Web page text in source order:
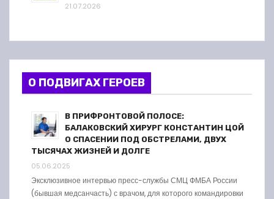
21.07.2026
О ПОДВИГАХ ГЕРОЕВ
В ПРИФРОНТОВОЙ ПОЛОСЕ:
БАЛАКОВСКИЙ ХИРУРГ КОНСТАНТИН ЦОЙ
О СПАСЕНИИ ПОД ОБСТРЕЛАМИ, ДВУХ
ТЫСЯЧАХ ЖИЗНЕЙ И ДОЛГЕ
05.06.2025
Эксклюзивное интервью пресс-службы СМЦ ФМБА России
(бывшая медсанчасть) с врачом, для которого командировки